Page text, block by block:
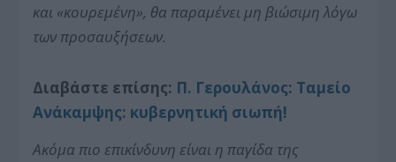
και «κουρεμένη», θα παραμένει μη βιώσιμη λόγω
των προσαυξήσεων.
Διαβάστε επίσης: Π. Γερουλάνος: Tαμείο
Ανάκαμψης: κυβερνητική σιωπή!
Ακόμα πιο επικίνδυνη είναι η παγίδα της